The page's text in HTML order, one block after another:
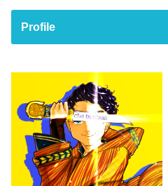
Profile